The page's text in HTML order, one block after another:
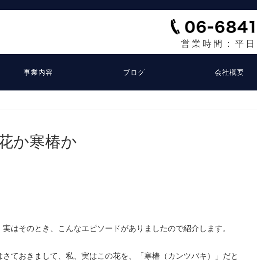
営業時間：平
事業内容 ブログ 会社概要
か寒椿か
はそのとき、こんなエピソードがありましたので紹介します。
ておきまして、私、実はこの花を、「寒椿（カンツバキ）」だと